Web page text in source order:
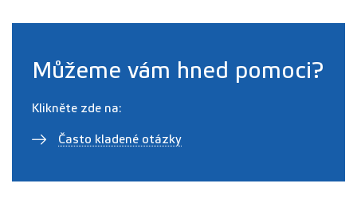
Můžeme vám hned pomoci?
Klikněte zde na:
Často kladené otázky